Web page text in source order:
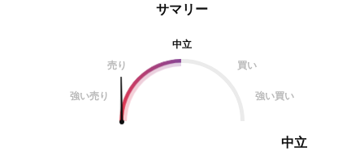
サマリー
中立
売り
買い
強い売り 強い買い
中立